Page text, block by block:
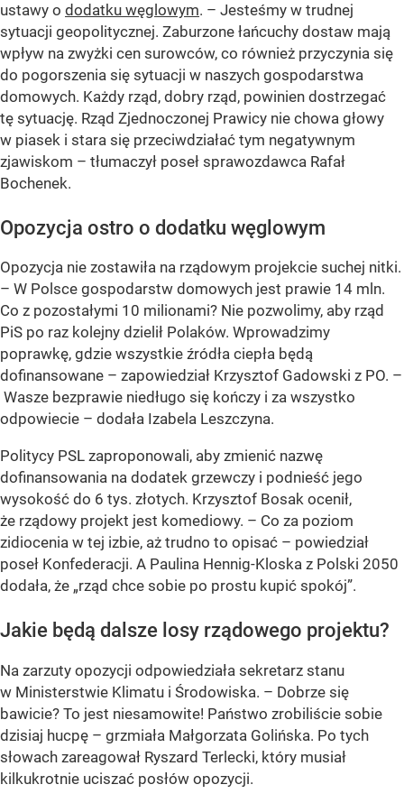
ustawy o dodatku węglowym. – Jesteśmy w trudnej
sytuacji geopolitycznej. Zaburzone łańcuchy dostaw mają
wpływ na zwyżki cen surowców, co również przyczynia się
do pogorszenia się sytuacji w naszych gospodarstwa
domowych. Każdy rząd, dobry rząd, powinien dostrzegać
tę sytuację. Rząd Zjednoczonej Prawicy nie chowa głowy
w piasek i stara się przeciwdziałać tym negatywnym
zjawiskom – tłumaczył poseł sprawozdawca Rafał
Bochenek.
Opozycja ostro o dodatku węglowym
Opozycja nie zostawiła na rządowym projekcie suchej nitki.
– W Polsce gospodarstw domowych jest prawie 14 mln.
Co z pozostałymi 10 milionami? Nie pozwolimy, aby rząd
PiS po raz kolejny dzielił Polaków. Wprowadzimy
poprawkę, gdzie wszystkie źródła ciepła będą
dofinansowane – zapowiedział Krzysztof Gadowski z PO. –
Wasze bezprawie niedługo się kończy i za wszystko
odpowiecie – dodała Izabela Leszczyna.
Politycy PSL zaproponowali, aby zmienić nazwę
dofinansowania na dodatek grzewczy i podnieść jego
wysokość do 6 tys. złotych. Krzysztof Bosak ocenił,
że rządowy projekt jest komediowy. – Co za poziom
zidiocenia w tej izbie, aż trudno to opisać – powiedział
poseł Konfederacji. A Paulina Hennig-Kloska z Polski 2050
dodała, że „rząd chce sobie po prostu kupić spokój”.
Jakie będą dalsze losy rządowego projektu?
Na zarzuty opozycji odpowiedziała sekretarz stanu
w Ministerstwie Klimatu i Środowiska. – Dobrze się
bawicie? To jest niesamowite! Państwo zrobiliście sobie
dzisiaj hucpę – grzmiała Małgorzata Golińska. Po tych
słowach zareagował Ryszard Terlecki, który musiał
kilkukrotnie uciszać posłów opozycji.